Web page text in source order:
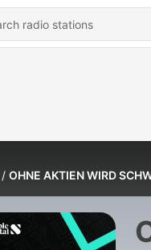
OHNE AKTIEN WIRD